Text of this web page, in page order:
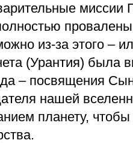
миссии
провалены
из-за этого –
(Урантия) была
– посвящения
нашей
планету,